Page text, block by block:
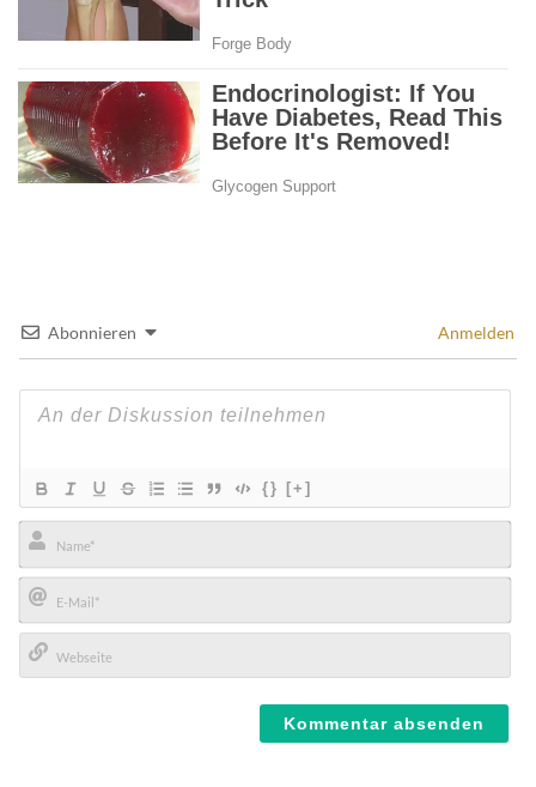
Abonnieren Anmelden
{} [+]
Name*
E-
Mail*